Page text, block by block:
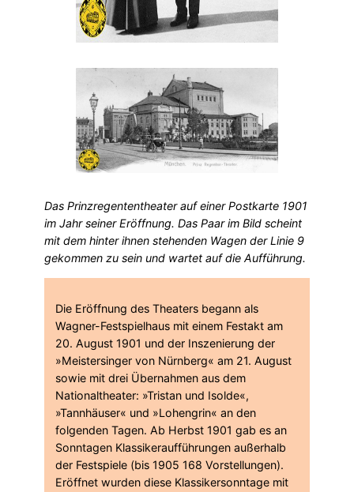
Das Prinzregententheater auf einer Postkarte 1901
im Jahr seiner Eröffnung. Das Paar im Bild scheint
mit dem hinter ihnen stehenden Wagen der Linie 9
gekommen zu sein und wartet auf die Aufführung.
Die Eröffnung des Theaters begann als
Wagner-Festspielhaus mit einem Festakt am
20. August 1901 und der Inszenierung der
»Meistersinger von Nürnberg« am 21. August
sowie mit drei Übernahmen aus dem
Nationaltheater: »Tristan und Isolde«,
»Tannhäuser« und »Lohengrin« an den
folgenden Tagen. Ab Herbst 1901 gab es an
Sonntagen Klassikeraufführungen außerhalb
der Festspiele (bis 1905 168 Vorstellungen).
Eröffnet wurden diese Klassikersonntage mit